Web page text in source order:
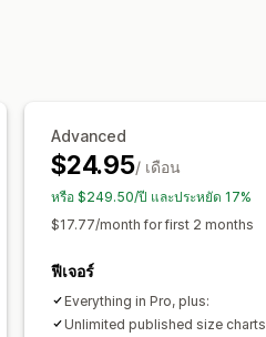
รแสดงผลบนมือถือ
Advanced
$24.95/ เดือน
หรือ $249.50/ปี และประหยัด 17%
$17.77/month for first 2 months
ฟีเจอร์
Everything in Pro, plus:
Unlimited published size charts